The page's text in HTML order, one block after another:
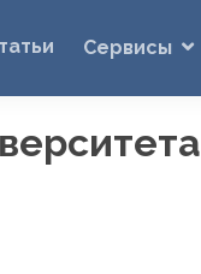
Сервисы